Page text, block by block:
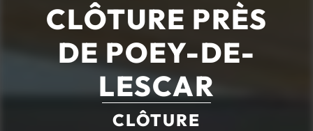
CLÔTURE PRÈS
DE POEY-DE-
LESCAR
CLÔTURE